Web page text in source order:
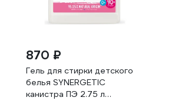
870 ₽
Гель для стирки детского
белья SYNERGETIC
канистра ПЭ 2.75 л